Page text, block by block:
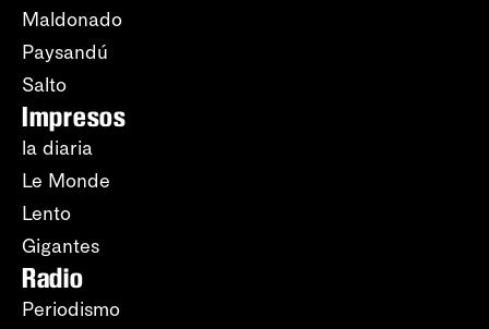
Maldonado
Paysandú
Salto
Impresos
la diaria
Le Monde
Lento
Gigantes
Radio
Periodismo